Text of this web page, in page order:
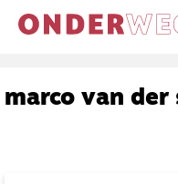
marco van der